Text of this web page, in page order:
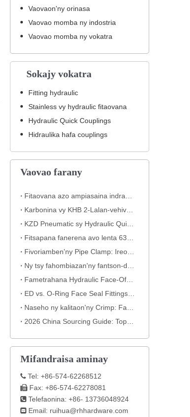
Vaovaon'ny orinasa
Vaovao momba ny indostria
Vaovao momba ny vokatra
Sokajy vokatra
Fitting hydraulic
Stainless vy hydraulic fitaovana
Hydraulic Quick Couplings
Hidraulika hafa couplings
Vaovao farany
Mifandraisa aminay
 Tel: +86-574-62268512
 Fax: +86-574-62278081
 Telefaonina: +86- 13736048924
 Email: ruihua@rhhardware.com